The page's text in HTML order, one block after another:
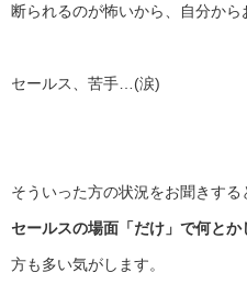
断られるのが怖いから、自分から
セールス、苦手…(涙)
そういった方の状況をお聞きする
セールスの場面「だけ」で何とか
方も多い気がします。